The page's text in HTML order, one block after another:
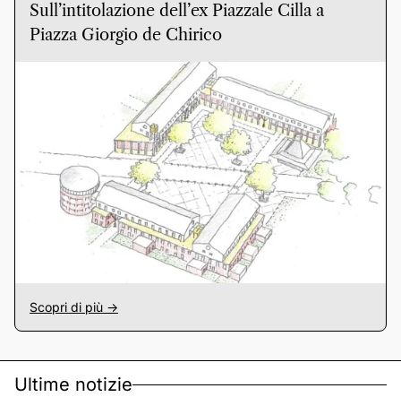
Sull’intitolazione dell’ex Piazzale Cilla a
Piazza Giorgio de Chirico
Scopri di più ->
Ultime notizie